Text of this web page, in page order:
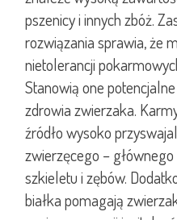
pszenicy i innych zbóż.
rozwiązania sprawia, że
nietolerancji
Stanowią one
zdrowia zwierzaka.
źródło wysoko
zwierzęcego –
szkieletu i zębów.
białka pomagają